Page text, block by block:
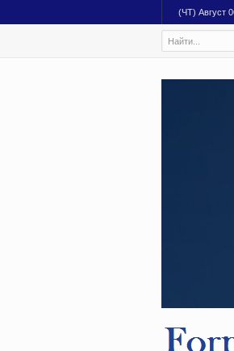
(ЧТ) Август